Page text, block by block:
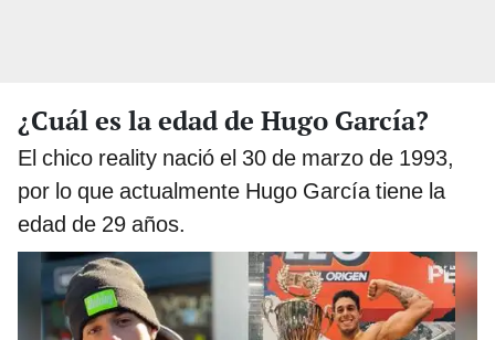
¿Cuál es la edad de Hugo García?
El chico reality nació el 30 de marzo de 1993,
por lo que actualmente Hugo García tiene la
edad de 29 años.